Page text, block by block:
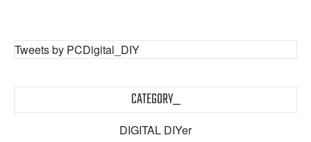
Tweets by PCDigital_DIY
CATEGORY_
DIGITAL DIYer